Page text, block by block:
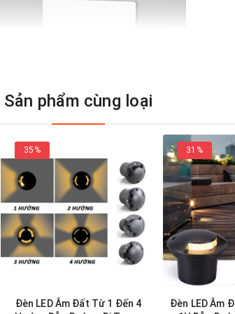
Sản phẩm cùng loại
35%
Đèn LED Âm Đất Từ 1 Đến 4
31%
Đèn LED Âm